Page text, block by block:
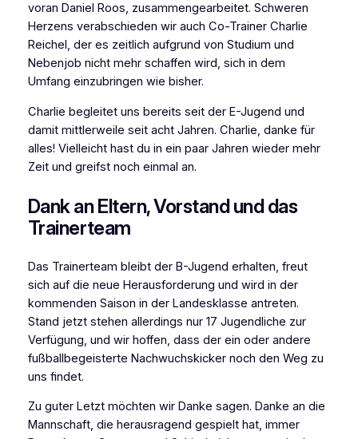
voran Daniel Roos, zusammengearbeitet. Schweren
Herzens verabschieden wir auch Co-Trainer Charlie
Reichel, der es zeitlich aufgrund von Studium und
Nebenjob nicht mehr schaffen wird, sich in dem
Umfang einzubringen wie bisher.
Charlie begleitet uns bereits seit der E-Jugend und
damit mittlerweile seit acht Jahren. Charlie, danke für
alles! Vielleicht hast du in ein paar Jahren wieder mehr
Zeit und greifst noch einmal an.
Dank an Eltern, Vorstand und das
Trainerteam
Das Trainerteam bleibt der B-Jugend erhalten, freut
sich auf die neue Herausforderung und wird in der
kommenden Saison in der Landesklasse antreten.
Stand jetzt stehen allerdings nur 17 Jugendliche zur
Verfügung, und wir hoffen, dass der ein oder andere
fußballbegeisterte Nachwuchskicker noch den Weg zu
uns findet.
Zu guter Letzt möchten wir Danke sagen. Danke an die
Mannschaft, die herausragend gespielt hat, immer